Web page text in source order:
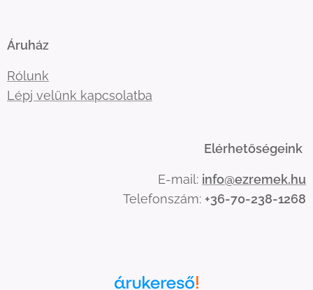
Áruház
Rólunk
Lépj velünk kapcsolatba
Elérhetőségeink
E-mail: info@ezremek.hu
Telefonszám: +36-70-238-1268